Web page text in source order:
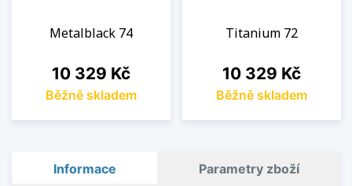
Metalblack 74
Cena
10 329 Kč
Běžně skladem
Titanium 72
Cena
10 329 Kč
Běžně skladem
Informace Parametry zboží